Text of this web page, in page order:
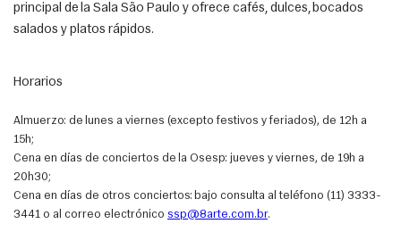
principal de la Sala São Paulo y ofrece cafés, dulces, bocados
salados y platos rápidos.
Horarios
Almuerzo: de lunes a viernes (excepto festivos y feriados), de 12h a
15h;
Cena en días de conciertos de la Osesp: jueves y viernes, de 19h a
20h30;
Cena en días de otros conciertos: bajo consulta al teléfono (11) 3333-
3441 o al correo electrónico ssp@8arte.com.br.